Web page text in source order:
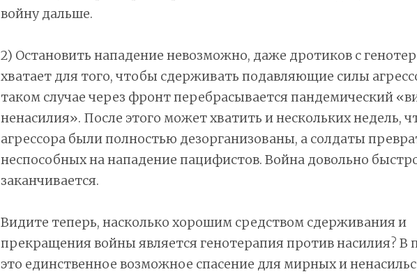
войну дальше.
2) Остановить нападение невозможно, даже дротиков с
хватает для того, чтобы сдерживать подавляющие силы
таком случае через фронт перебрасывается пандемический
ненасилия». После этого может хватить и нескольких недель,
агрессора были полностью дезорганизованы, а солдаты
неспособных на нападение пацифистов. Война довольно
заканчивается.
Видите теперь, насколько хорошим средством сдерживания и
прекращения войны является генотерапия против насилия? В
это единственное возможное спасение для мирных и